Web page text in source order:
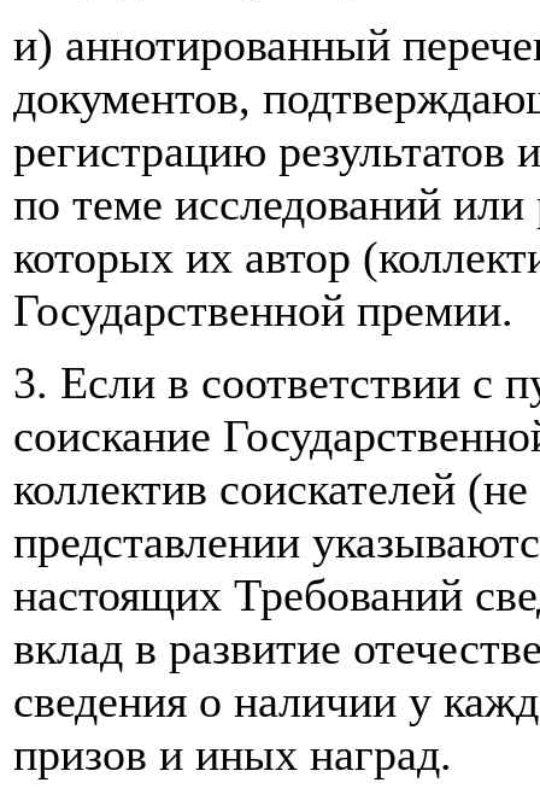
и) аннотированный
документов,
регистрацию результатов
по теме исследований или
которых их автор
Государственной премии.
3. Если в соответствии с
соискание
коллектив соискателей
представлении
настоящих Требований
вклад в развитие
сведения о наличии у
призов и иных наград.